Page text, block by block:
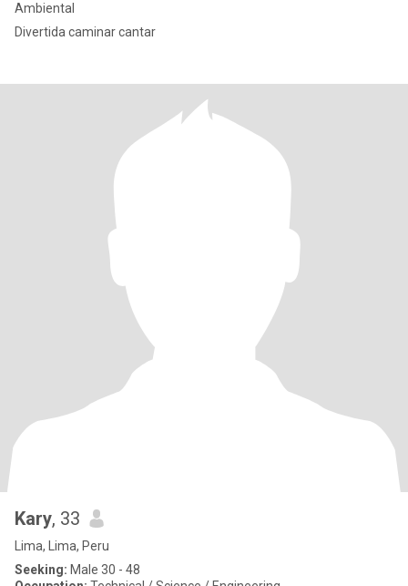
Ambiental
Divertida caminar cantar
Kary, 33
Lima, Lima, Peru
Seeking: Male 30 - 48